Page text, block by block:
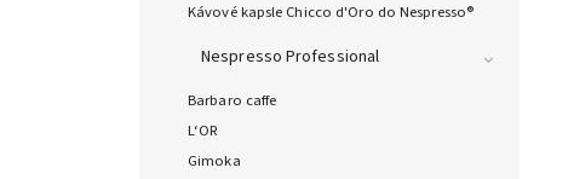
Kávové kapsle Chicco d'Oro do Nespresso®
Nespresso Professional
Barbaro caffe
L‘OR
Gimoka